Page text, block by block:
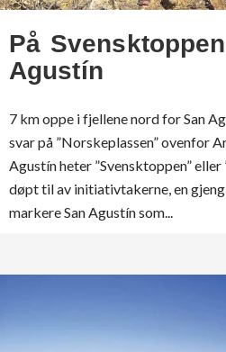
På
Agustín
7 km oppe i fjellene nord for San
svar på ”Norskeplassen” ovenfor
Agustín heter ”Svensktoppen” eller
døpt til av initiativtakerne, en
markere San Agustín som...